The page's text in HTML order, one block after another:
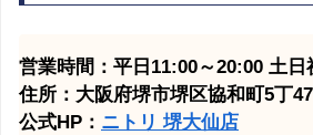
営業時間：平日11:00～20:00 土日
住所：大阪府堺市堺区協和町5丁
公式HP： ニトリ 堺大仙店